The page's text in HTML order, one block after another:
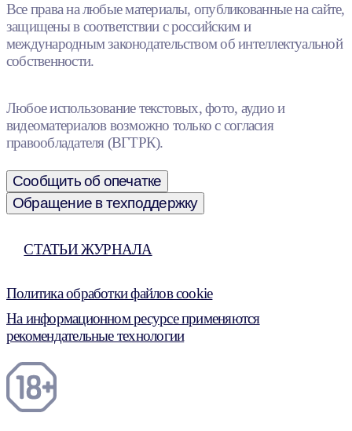
Все права на любые материалы, опубликованные на сайте,
защищены в соответствии с российским и
международным законодательством об интеллектуальной
собственности.
Любое использование текстовых, фото, аудио и
видеоматериалов возможно только с согласия
правообладателя (ВГТРК).
Сообщить об опечатке
Обращение в техподдержку
СТАТЬИ ЖУРНАЛА
Политика обработки файлов cookie
На информационном ресурсе применяются
рекомендательные технологии